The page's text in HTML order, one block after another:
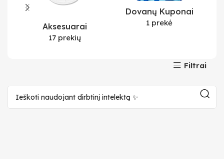
Aksesuarai
17 prekių
Dovanų Kuponai
1 prekė
Filtrai